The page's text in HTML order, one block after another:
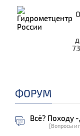
ФОРУМ
Всё? Походу
[Вопросы и